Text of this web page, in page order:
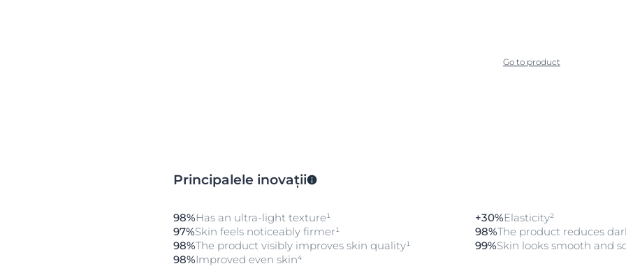
Go to product
Principalele inovații
98%Has an ultra-light texture¹ +30%Elasticity²
97%Skin feels noticeably firmer¹ 98%The product reduces
98%The product visibly improves skin quality¹ 99%Skin looks smooth and
98%Improved even skin⁴